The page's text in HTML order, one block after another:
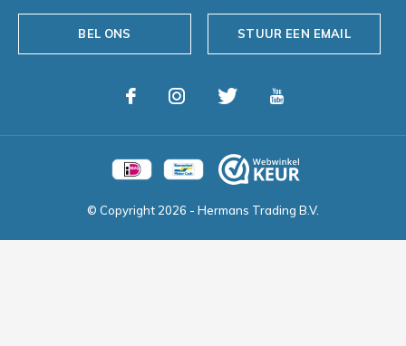
BEL ONS STUUR EEN EMAIL
© Copyright 2026 - Hermans Trading B.V.